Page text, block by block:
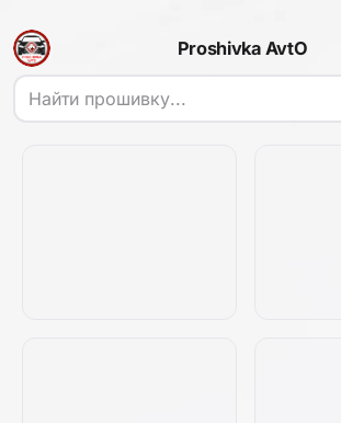
Proshivka AvtO